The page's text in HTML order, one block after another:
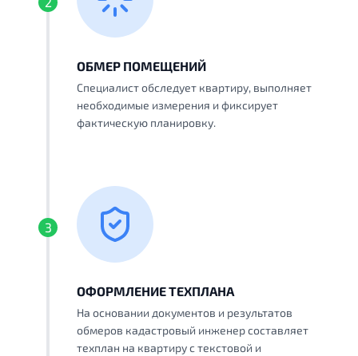
ОБМЕР ПОМЕЩЕНИЙ
Специалист обследует квартиру, выполняет
необходимые измерения и фиксирует
фактическую планировку.
3
ОФОРМЛЕНИЕ ТЕХПЛАНА
На основании документов и результатов
обмеров кадастровый инженер составляет
техплан на квартиру с текстовой и